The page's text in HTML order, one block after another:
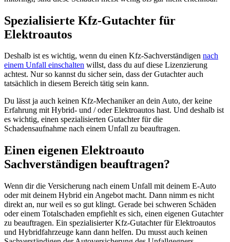
Spezialisierte Kfz-Gutachter für
Elektroautos
Deshalb ist es wichtig, wenn du einen Kfz-Sachverständigen nach
einem Unfall einschalten willst, dass du auf diese Lizenzierung
achtest. Nur so kannst du sicher sein, dass der Gutachter auch
tatsächlich in diesem Bereich tätig sein kann.
Du lässt ja auch keinen Kfz-Mechaniker an dein Auto, der keine
Erfahrung mit Hybrid- und / oder Elektroautos hast. Und deshalb ist
es wichtig, einen spezialisierten Gutachter für die
Schadensaufnahme nach einem Unfall zu beauftragen.
Einen eigenen Elektroauto
Sachverständigen beauftragen?
Wenn dir die Versicherung nach einem Unfall mit deinem E-Auto
oder mit deinem Hybrid ein Angebot macht. Dann nimm es nicht
direkt an, nur weil es so gut klingt. Gerade bei schweren Schäden
oder einem Totalschaden empfiehlt es sich, einen eigenen Gutachter
zu beauftragen. Ein spezialisierter Kfz-Gutachter für Elektroautos
und Hybridfahrzeuge kann dann helfen. Du musst auch keinen